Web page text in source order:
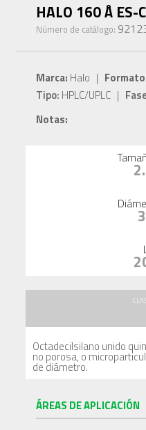
HALO 160 Å
Número de catálogo:
Marca: Halo |
Tipo: HPLC/UPLC |
Notas:
Octadecilsilano unido
no porosa, o
de diámetro.
ÁREAS DE APLICACIÓN